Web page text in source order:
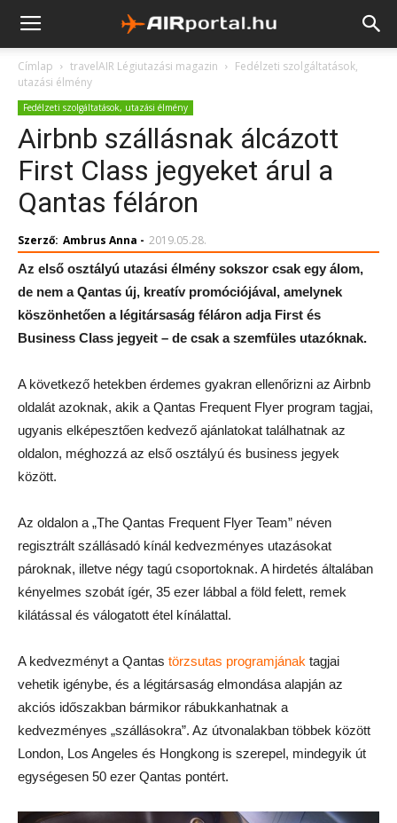
Címlap travelAIR Légiutazási magazin
Fedélzeti szolgáltatások,
utazási élmény
Fedélzeti szolgáltatások, utazási élmény
Airbnb szállásnak álcázott
First Class jegyeket árul a
Qantas féláron
Szerző: Ambrus Anna - 2019.05.28.
Az első osztályú utazási élmény sokszor csak egy álom,
de nem a Qantas új, kreatív promóciójával, amelynek
köszönhetően a légitársaság féláron adja First és
Business Class jegyeit – de csak a szemfüles utazóknak.
A következő hetekben érdemes gyakran ellenőrizni az Airbnb
oldalát azoknak, akik a Qantas Frequent Flyer program tagjai,
ugyanis elképesztően kedvező ajánlatokat találhatnak az
oldalon, méghozzá az első osztályú és business jegyek
között.
Az oldalon a „The Qantas Frequent Flyer Team” néven
regisztrált szállásadó kínál kedvezményes utazásokat
pároknak, illetve négy tagú csoportoknak. A hirdetés általában
kényelmes szobát ígér, 35 ezer lábbal a föld felett, remek
kilátással és válogatott étel kínálattal.
A kedvezményt a Qantas törzsutas programjának tagjai
vehetik igénybe, és a légitársaság elmondása alapján az
akciós időszakban bármikor rábukkanhatnak a
kedvezményes „szállásokra”. Az útvonalakban többek között
London, Los Angeles és Hongkong is szerepel, mindegyik út
egységesen 50 ezer Qantas pontért.